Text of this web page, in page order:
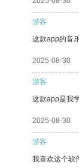
游客
这款app的音
2025-08-30
游客
这款app是我
2025-08-30
游客
我喜欢这个软